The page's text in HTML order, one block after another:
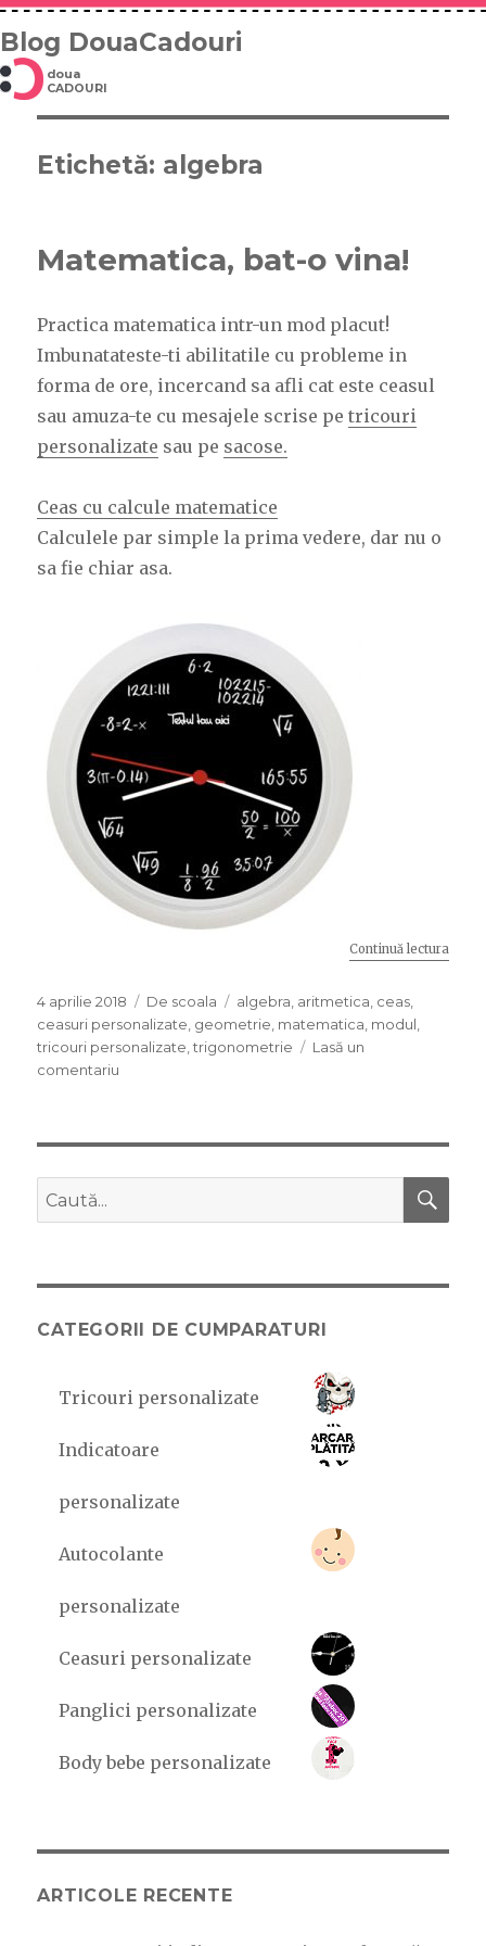
Blog DouaCadouri
doua
CADOURI
Etichetă: algebra
Matematica, bat-o vina!
Practica matematica intr-un mod placut!
Imbunatateste-ti abilitatile cu probleme in
forma de ore, incercand sa afli cat este ceasul
sau amuza-te cu mesajele scrise petricouri
personalizate sau pe sacose.
Ceas cu calcule matematice
Calculele par simple la prima vedere, dar nu o
sa fie chiar asa.
Continuă lectura
Publicat
pe
4 aprilie 2018 Categorii
De scoala Etichete
algebra aritmetica ceas
ceasuri personalizate geometrie matematica modul
tricouri personalizate ,trigonometrie
Lasă un
comentariu
Caută
după:
CATEGORII DE CUMPARATURI
Tricouri personalizate
Indicatoare
personalizate
Autocolante
personalizate
Ceasuri personalizate
Panglici personalizate
Body bebe personalizate
ARTICOLE RECENTE